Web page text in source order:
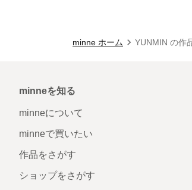
minne ホーム YUNMIN の作
minneを知る
minneについて
minneで買いたい
作品をさがす
ショップをさがす